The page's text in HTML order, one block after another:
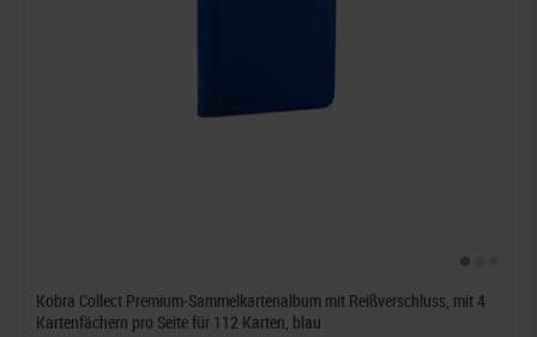
Kobra Collect Premium-Sammelkartenalbum mit Reißverschluss, mit 4
Kartenfächern pro Seite für 112 Karten, blau